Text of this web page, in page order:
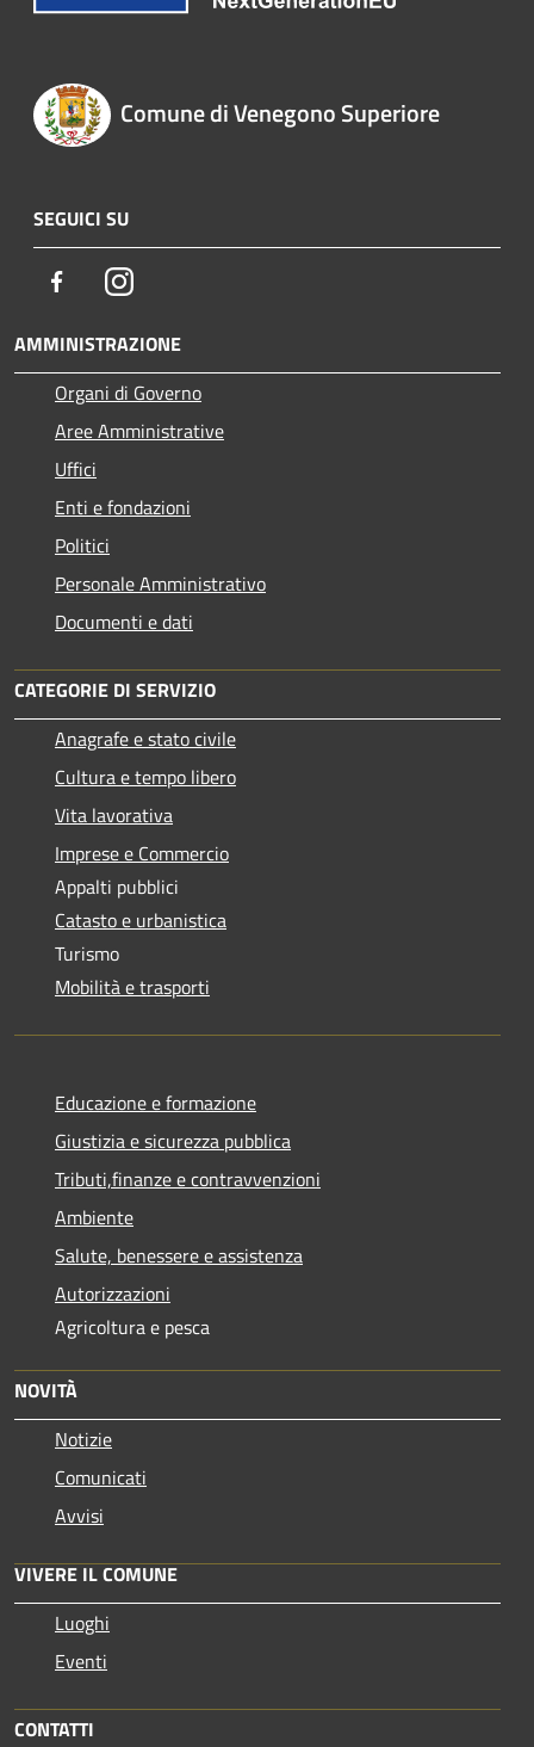
Comune di Venegono Superiore
SEGUICI SU
FacebookInstagram
AMMINISTRAZIONE
Organi di Governo
Aree Amministrative
Uffici
Enti e fondazioni
Politici
Personale Amministrativo
Documenti e dati
CATEGORIE DI SERVIZIO
Anagrafe e stato civile
Cultura e tempo libero
Vita lavorativa
Imprese e Commercio
Appalti pubblici
Catasto e urbanistica
Turismo
Mobilità e trasporti
Educazione e formazione
Giustizia e sicurezza pubblica
Tributi,finanze e contravvenzioni
Ambiente
Salute, benessere e assistenza
Autorizzazioni
Agricoltura e pesca
NOVITÀ
Notizie
Comunicati
Avvisi
VIVERE IL COMUNE
Luoghi
Eventi
CONTATTI